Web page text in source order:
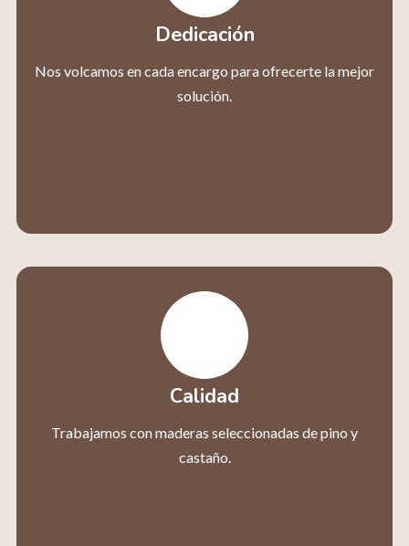
Dedicación
Nos volcamos en cada encargo para ofrecerte la mejor
solución.
Calidad
Trabajamos con maderas seleccionadas de pino y
castaño.